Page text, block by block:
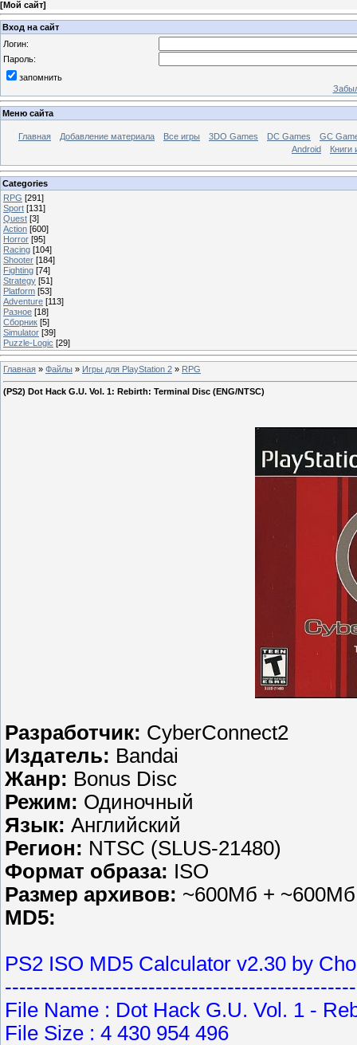
[Мой сайт]
Вход на сайт
Логин:
Пароль:
запомнить
Меню сайта
Главная Добавление материала Все игры 3DO Games DC Games
GC
Android
Книги
Categories
RPG [291]
Sport [131]
Quest [3]
Action [600]
Horror [95]
Racing [104]
Shooter [184]
Fighting [74]
Strategy [51]
Platform [53]
Adventure [113]
Разное [18]
Сборник [5]
Simulator [39]
Puzzle-Logic [29]
Главная » Файлы » Игры для PlayStation 2 » RPG
(PS2) Dot Hack G.U. Vol. 1: Rebirth: Terminal Disc (ENG/NTSC)
Разработчик: CyberConnect2
Издатель: Bandai
Жанр: Bonus Disc
Режим: Одиночный
Язык: Английский
Регион: NTSC (SLUS-21480)
Формат образа: ISO
Размер архивов: ~600Мб +
MD5:
PS2 ISO MD5 Calculator v2.30 by
File Name : Dot Hack G.U. Vol. 1 -
File Size : 4 430 954 496